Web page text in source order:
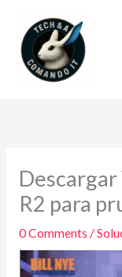
contenido
R2 para
0 Comments /